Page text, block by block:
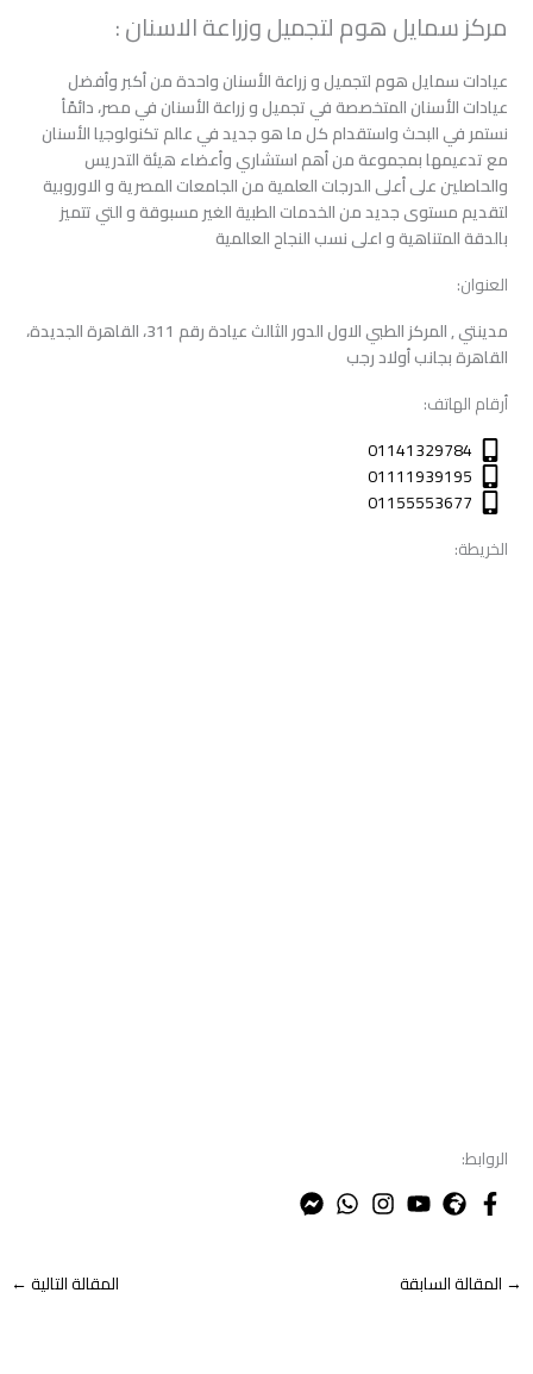
مركز سمايل هوم لتجميل وزراعة الاسنان :
عيادات سمايل هوم لتجميل و زراعة الأسنان واحدة من أكبر وأفضل
عيادات الأسنان المتخصصة في تجميل و زراعة الأسنان في مصر، دائمًأ
نستمر في البحث واستقدام كل ما هو جديد في عالم تكنولوجيا الأسنان
مع تدعيمها بمجموعة من أهم استشاري وأعضاء هيئة التدريس
والحاصلين على أعلى الدرجات العلمية من الجامعات المصرية و الاوروبية
لتقديم مستوى جديد من الخدمات الطبية الغير مسبوقة و التي تتميز
بالدقة المتناهية و اعلى نسب النجاح العالمية
العنوان:
مدينتي , المركز الطبي الاول الدور الثالث عيادة رقم 311، القاهرة الجديدة،
القاهرة بجانب أولاد رجب
أرقام الهاتف:
01141329784
01111939195
01155553677
الخريطة:
الروابط:
→ المقالة السابقة المقالة التالية←